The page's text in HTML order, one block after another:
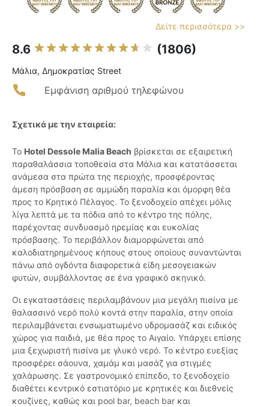
Δείτε περισσότερα >>
8.6 (1806)
Μάλια, Δημοκρατίας Street
Εμφάνιση αριθμού τηλεφώνου
Σχετικά με την εταιρεία:
Το Hotel Dessole Malia Beach βρίσκεται σε εξαιρετική
παραθαλάσσια τοποθεσία στα Μάλια και κατατάσσεται
ανάμεσα στα πρώτα της περιοχής, προσφέροντας
άμεση πρόσβαση σε αμμώδη παραλία και όμορφη θέα
προς το Κρητικό Πέλαγος. Το ξενοδοχείο απέχει μόλις
λίγα λεπτά με τα πόδια από το κέντρο της πόλης,
παρέχοντας συνδυασμό ηρεμίας και ευκολίας
πρόσβασης. Το περιβάλλον διαμορφώνεται από
καλοδιατηρημένους κήπους στους οποίους συναντώνται
πάνω από ογδόντα διαφορετικά είδη μεσογειακών
φυτών, συμβάλλοντας σε ένα γραφικό σκηνικό.
Οι εγκαταστάσεις περιλαμβάνουν μια μεγάλη πισίνα με
θαλασσινό νερό πολύ κοντά στην παραλία, στην οποία
περιλαμβάνεται ενσωματωμένο υδρομασάζ και ειδικός
χώρος για παιδιά, με θέα προς το Αιγαίο. Υπάρχει επίσης
μια ξεχωριστή πισίνα με γλυκό νερό. Το κέντρο ευεξίας
προσφέρει σάουνα, χαμάμ και μασάζ για στιγμές
χαλάρωσης. Σε γαστρονομικό επίπεδο, το ξενοδοχείο
διαθέτει κεντρικό εστιατόριο με κρητικές και διεθνείς
κουζίνες, καθώς και pool bar, beach bar και